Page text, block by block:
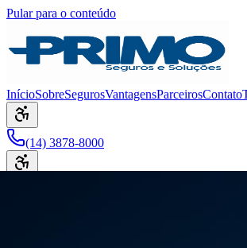
Pular para o conteúdo
InícioSobreSegurosVantagensParceirosContato
(14) 3878-8000